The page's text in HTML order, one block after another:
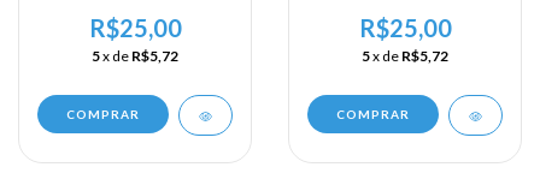
USA - Area Sul - Alabama
- 1776
R$25,00
5x de R$5,72
COMPRAR
USA - Area Sul - Alabama
- Huntsville
R$25,00
5x de R$5,72
COMPRAR